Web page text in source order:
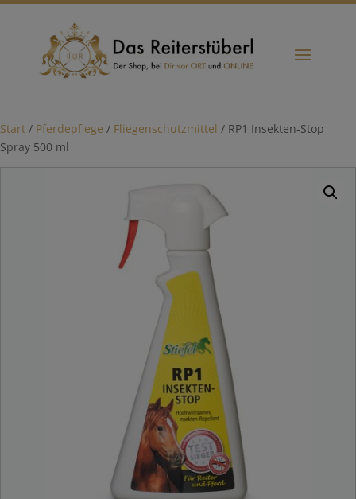
Start / Pferdepflege / Fliegenschutzmittel / RP1 Insekten-Stop
Spray 500 ml